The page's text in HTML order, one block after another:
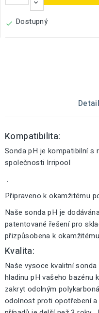
 Dostupný
Kompatibilita:
Sonda pH je kompatibilní s
společnosti Irripool
.
Připraveno k okamžitému
Naše sonda pH je
patentované řešení pro
přizpůsobena k
Kvalita:
Naše vysoce kvalitní
hladinu pH vašeho bazénu
zakryt odolným
odolnost proti opotřebení